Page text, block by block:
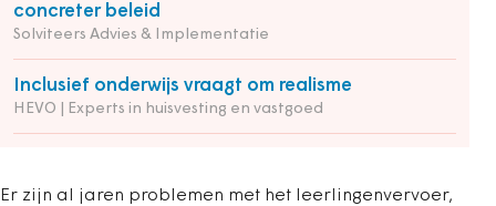
concreter beleid
Solviteers Advies & Implementatie
Inclusief onderwijs vraagt om realisme
HEVO | Experts in huisvesting en vastgoed
Er zijn al jaren problemen met het leerlingenvervoer,